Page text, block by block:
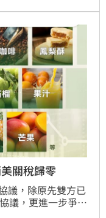
關稅歸零
議，除原先雙方已
議，更進一步爭取